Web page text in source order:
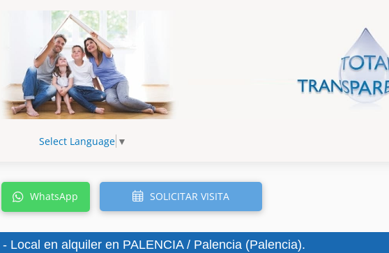
Select Language ▼
WhatsApp SOLICITAR VISITA
- Local en alquiler en PALENCIA / Palencia (Palencia).